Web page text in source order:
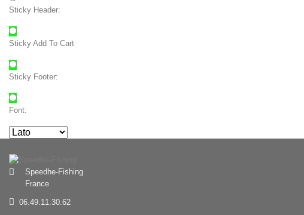
Sticky Header:
Sticky Add To Cart
Sticky Footer:
Font:
Speedhe-Fishing
France
06.49.11.30.62